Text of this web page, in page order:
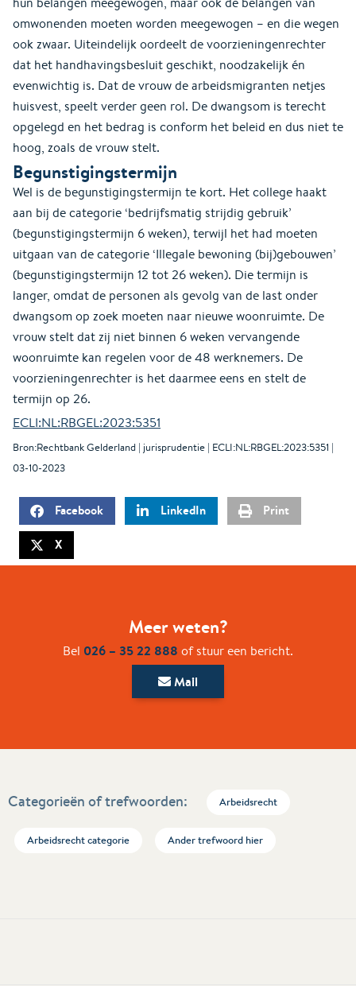
omwonenden moeten worden meegewogen – en die wegen
ook zwaar. Uiteindelijk oordeelt de voorzieningenrechter
dat het handhavingsbesluit geschikt, noodzakelijk én
evenwichtig is. Dat de vrouw de arbeidsmigranten netjes
huisvest, speelt verder geen rol. De dwangsom is terecht
opgelegd en het bedrag is conform het beleid en dus niet te
hoog, zoals de vrouw stelt.
Begunstigingstermijn
Wel is de begunstigingstermijn te kort. Het college haakt
aan bij de categorie ‘bedrijfsmatig strijdig gebruik’
(begunstigingstermijn 6 weken), terwijl het had moeten
uitgaan van de categorie ‘Illegale bewoning (bij)gebouwen’
(begunstigingstermijn 12 tot 26 weken). Die termijn is
langer, omdat de personen als gevolg van de last onder
dwangsom op zoek moeten naar nieuwe woonruimte. De
vrouw stelt dat zij niet binnen 6 weken vervangende
woonruimte kan regelen voor de 48 werknemers. De
voorzieningenrechter is het daarmee eens en stelt de
termijn op 26.
ECLI:NL:RBGEL:2023:5351
Bron:Rechtbank Gelderland | jurisprudentie | ECLI:NL:RBGEL:2023:5351 |
03-10-2023
Facebook LinkedIn Print
X
Meer weten?
Bel 026 – 35 22 888 of stuur een bericht.
Mail
Categorieën of trefwoorden: Arbeidsrecht
Arbeidsrecht categorie Ander trefwoord hier